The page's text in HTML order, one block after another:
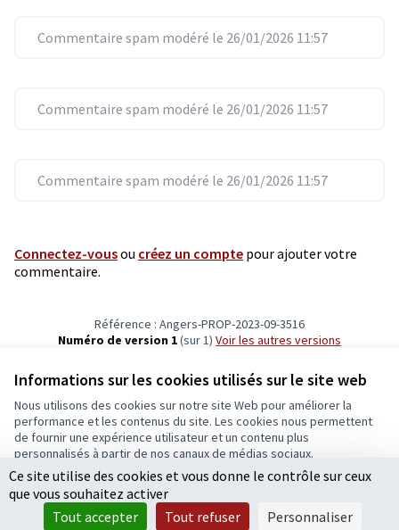
Informations sur les cookies utilisés sur le site web
Nous utilisons des cookies sur notre site Web pour améliorer la
performance et les contenus du site. Les cookies nous permettent
de fournir une expérience utilisateur et un contenu plus
personnalisés à partir de nos canaux de médias sociaux.
Tout accepter
Accepter seulement les cookies essentiels
Commentaire spam modéré le 26/01/2026 11:57
Commentaire spam modéré le 26/01/2026 11:57
Commentaire spam modéré le 26/01/2026 11:57
Connectez-vousou créez un compte pour ajouter votre
commentaire.
Référence : Angers-PROP-2023-09-3516
Numéro de version 1(sur 1)
voir les autres versions
Conditions d'utilisation
Paramètres des cookies
Ecrivons Angers sur X
(Lien externe)
Ecrivons Angers sur Facebook
(Lien externe)
Licence
(Lien
Ce site utilise des cookies et vous donne le contrôle sur ceux
que vous souhaitez activer
Tout accepter
Tout refuser Personnaliser